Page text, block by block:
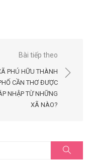
Bài tiếp theo
PHÚ HỮU THÀNH
CẦN THƠ ĐƯỢC
NHẬP TỪ NHỮNG
XÃ NÀO?
kiếm